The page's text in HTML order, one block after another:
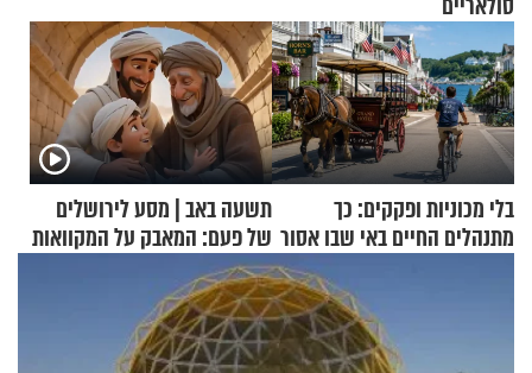
בלי מכוניות ופקקים: כך
מתנהלים החיים באי שבו אסור
תשעה באב | מסע לירושלים
של פעם: המאבק על המקוואות